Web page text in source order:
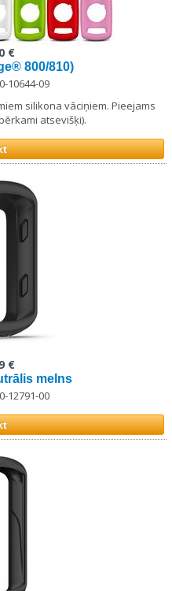
800/810)
10644-09
silikona vāciņiem. Pieejams
atsevišķi).
€
melns
12791-00
€